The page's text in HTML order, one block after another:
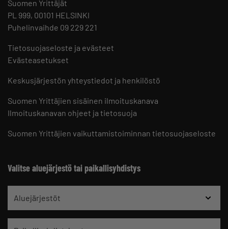
Suomen Yrittäjät
PL 999, 00101 HELSINKI
Puhelinvaihde 09 229 221
Tietosuojaseloste ja evästeet
Evästeasetukset
Keskusjärjestön yhteystiedot ja henkilöstö
Suomen Yrittäjien sisäinen ilmoituskanava
Ilmoituskanavan ohjeet ja tietosuoja
Suomen Yrittäjien vaikuttamistoiminnan tietosuojaseloste
Valitse aluejärjestö tai paikallisyhdistys
Aluejärjestöt